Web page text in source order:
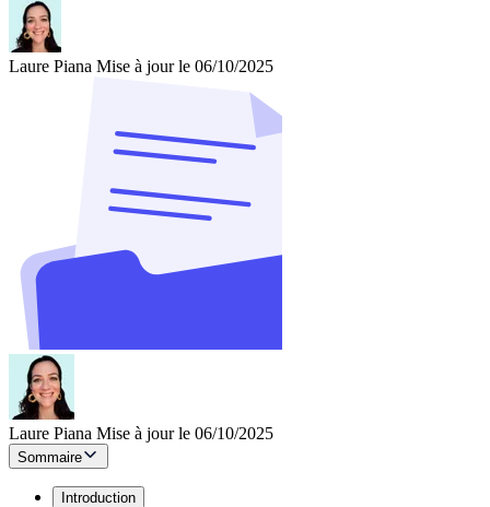
Laure Piana Mise à jour le 06/10/2025
Laure Piana Mise à jour le 06/10/2025
Sommaire
Introduction